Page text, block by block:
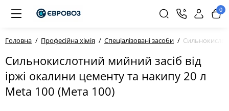
0
Головна Професійна хімія Спеціалізовані засоби
Сильнокислотний мийний засіб від
іржі окалини цементу та накипу 20 л
Meta 100 (Мета 100)